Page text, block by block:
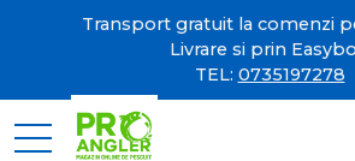
Transport gratuit la comenzi
Livrare si prin
TEL: 0735197278